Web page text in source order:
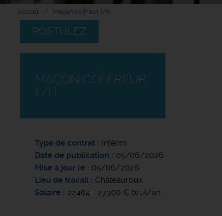
Accueil Maçon coffreur f/h
POSTULEZ
MAÇON COFFREUR
F/H
Type de contrat
Intérim
Date de publication
05/06/2026
Mise à jour le
05/06/2026
Lieu de travail
Châteauroux
Salaire
22404 - 27300 € brut/an